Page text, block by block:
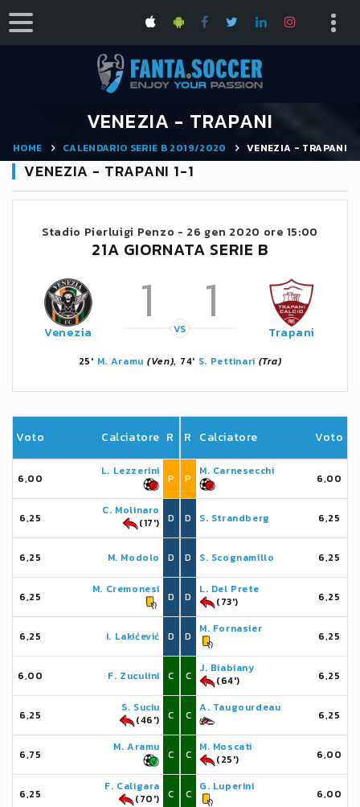
VENEZIA - TRAPANI
HOME CALENDARIO SERIE B 2019/2020 VENEZIA - TRAPANI
VENEZIA - TRAPANI 1-1
Stadio Pierluigi Penzo - 26 gen 2020 ore 15:00
21A GIORNATA SERIE B
Venezia 1 1
VS Trapani
25' M. Aramu (Ven), 74' S. Pettinari (Tra)
Voto Calciatore R
6,00
L. Lezzerini
P
6,25
C. Molinaro
(17')
D
6,25 M. Modolo D
6,25
M. Cremonesi
D
6,25 I. Lakićević D
6,00 F. Zuculini C
6,25
S. Suciu
(46')
C
6,75
M. Aramu
C
6,25
F. Caligara
(70')
C
R Calciatore Voto
P
M. Carnesecchi
6,00
D S. Strandberg 6,25
D S. Scognamillo 6,25
D
L. Del Prete
(73')
6,25
D
M. Fornasier
6,25
C
J. Biabiany
(64')
6,25
C
A. Taugourdeau
6,25
C
M. Moscati
(25')
6,00
C
G. Luperini
6,00